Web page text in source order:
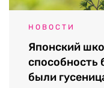
НОВОСТИ
Японский
способность
были